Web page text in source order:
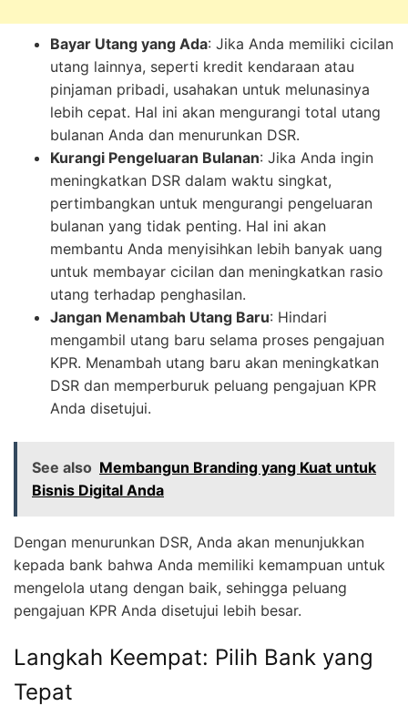
Bayar Utang yang Ada: Jika Anda memiliki cicilan
utang lainnya, seperti kredit kendaraan atau
pinjaman pribadi, usahakan untuk melunasinya
lebih cepat. Hal ini akan mengurangi total utang
bulanan Anda dan menurunkan DSR.
Kurangi Pengeluaran Bulanan: Jika Anda ingin
meningkatkan DSR dalam waktu singkat,
pertimbangkan untuk mengurangi pengeluaran
bulanan yang tidak penting. Hal ini akan
membantu Anda menyisihkan lebih banyak uang
untuk membayar cicilan dan meningkatkan rasio
utang terhadap penghasilan.
Jangan Menambah Utang Baru: Hindari
mengambil utang baru selama proses pengajuan
KPR. Menambah utang baru akan meningkatkan
DSR dan memperburuk peluang pengajuan KPR
Anda disetujui.
See also Membangun Branding yang Kuat untuk
Bisnis Digital Anda
Dengan menurunkan DSR, Anda akan menunjukkan
kepada bank bahwa Anda memiliki kemampuan untuk
mengelola utang dengan baik, sehingga peluang
pengajuan KPR Anda disetujui lebih besar.
Langkah Keempat: Pilih Bank yang
Tepat